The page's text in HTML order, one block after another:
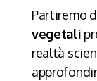
Partiremo
vegetali
realtà